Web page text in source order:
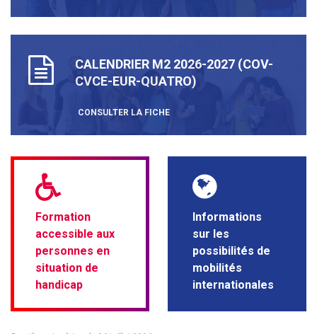
CALENDRIER M2 2026-2027 (COV-
CVCE-EUR-QUATRO)
CONSULTER LA FICHE
Formation
accessible aux
personnes en
situation de
handicap
Informations
sur les
possibilités de
mobilités
internationales